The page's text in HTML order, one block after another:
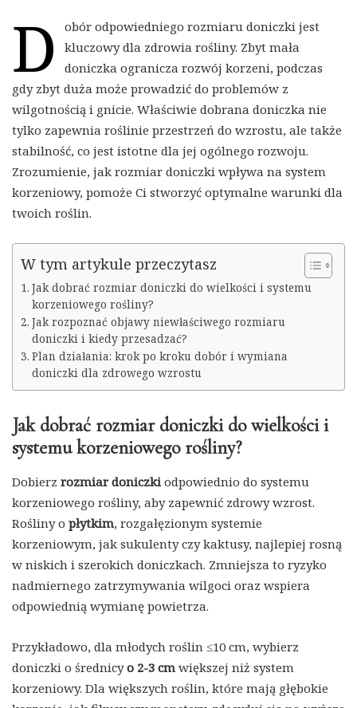
D
obór odpowiedniego rozmiaru doniczki jest
kluczowy dla zdrowia rośliny. Zbyt mała
doniczka ogranicza rozwój korzeni, podczas
gdy zbyt duża może prowadzić do problemów z
wilgotnością i gnicie. Właściwie dobrana doniczka nie
tylko zapewnia roślinie przestrzeń do wzrostu, ale także
stabilność, co jest istotne dla jej ogólnego rozwoju.
Zrozumienie, jak rozmiar doniczki wpływa na system
korzeniowy, pomoże Ci stworzyć optymalne warunki dla
twoich roślin.
W tym artykule przeczytasz
Jak dobrać rozmiar doniczki do wielkości i systemu
korzeniowego rośliny?
Jak rozpoznać objawy niewłaściwego rozmiaru
doniczki i kiedy przesadzać?
Plan działania: krok po kroku dobór i wymiana
doniczki dla zdrowego wzrostu
Jak dobrać rozmiar doniczki do wielkości i
systemu korzeniowego rośliny?
Dobierz rozmiar doniczkiodpowiednio do systemu
korzeniowego rośliny, aby zapewnić zdrowy wzrost.
Rośliny o płytkim, rozgałęzionym systemie
korzeniowym, jak sukulenty czy kaktusy, najlepiej rosną
w niskich i szerokich doniczkach. Zmniejsza to ryzyko
nadmiernego zatrzymywania wilgoci oraz wspiera
odpowiednią wymianę powietrza.
Przykładowo, dla młodych roślin ≤10 cm, wybierz
doniczki o średnicyo 2-3 cm większej niż system
korzeniowy. Dla większych roślin, które mają głębokie